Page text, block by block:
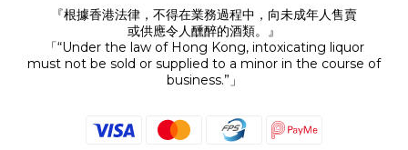
『根據香港法律，不得在業務過程中，向未成年人售賣
或供應令人醺醉的酒類。』
「“Under the law of Hong Kong, intoxicating liquor
must not be sold or supplied to a minor in the course of
business.”」